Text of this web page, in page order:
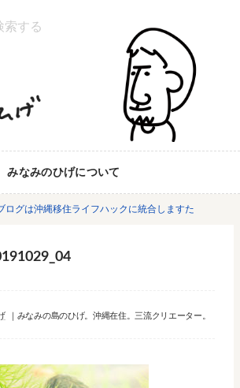
みなみのひげについて
ログは沖縄移住ライフハックに統合しますた
みなみの島のひげ。沖縄在住。三流クリエーター。